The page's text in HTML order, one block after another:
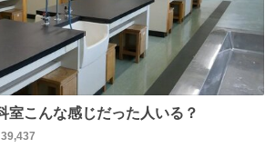
室こんな感じだった人いる？
39,437